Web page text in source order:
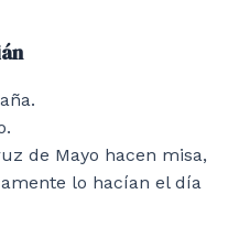
de Mayo hacen misa,
lo hacían el día